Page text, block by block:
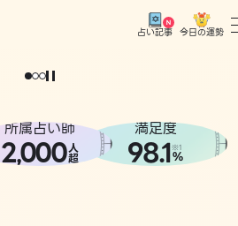
占い記事 今日の運勢
どうせなら
。
所属占い師
2,000人
超
満足度
98.1※1
%